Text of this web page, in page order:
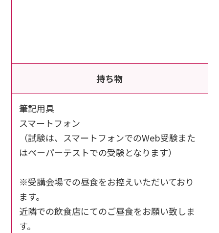
持ち物
筆記用具
スマートフォン
（試験は、スマートフォンでのWeb受験また
はペーパーテストでの受験となります）
※受講会場での昼食をお控えいただいており
ます。
近隣での飲食店にてのご昼食をお願い致しま
す。